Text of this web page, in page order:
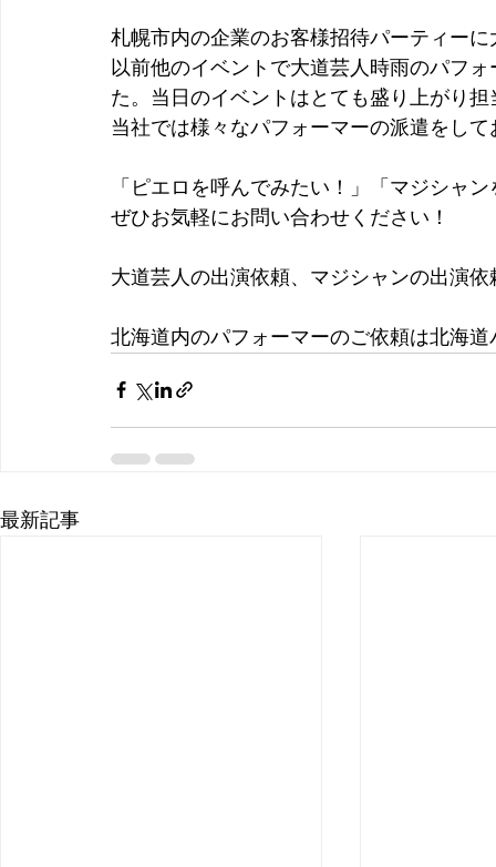
札幌市内の企業のお客様招待パーティー
以前他のイベントで大道芸人時雨のパフ
た。当日のイベントはとても盛り上がり
当社では様々なパフォーマーの派遣をして
「ピエロを呼んでみたい！」「マジシャ
ぜひお気軽にお問い合わせください！
大道芸人の出演依頼、マジシャンの出演
北海道内のパフォーマーのご依頼は北海
最新記事